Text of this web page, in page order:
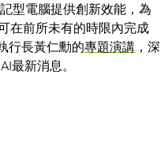
型電腦提供創新效能，為
在前所未有的時限內完成
行長黃仁勳的專題演講 ，深
最新消息。